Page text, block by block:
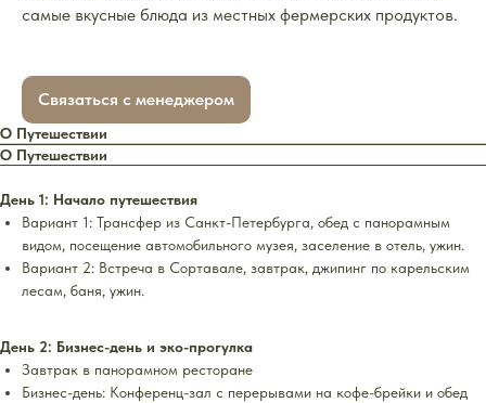
самые вкусные блюда из местных фермерских продуктов.
Связаться с менеджером
О Путешествии
О Путешествии
День 1: Начало путешествия
Вариант 1: Трансфер из Санкт-Петербурга, обед с панорамным
видом, посещение автомобильного музея, заселение в отель, ужин.
Вариант 2: Встреча в Сортавале, завтрак, джипинг по карельским
лесам, баня, ужин.
День 2: Бизнес-день и эко-прогулка
Завтрак в панорамном ресторане
Бизнес-день: Конференц-зал с перерывами на кофе-брейки и обед